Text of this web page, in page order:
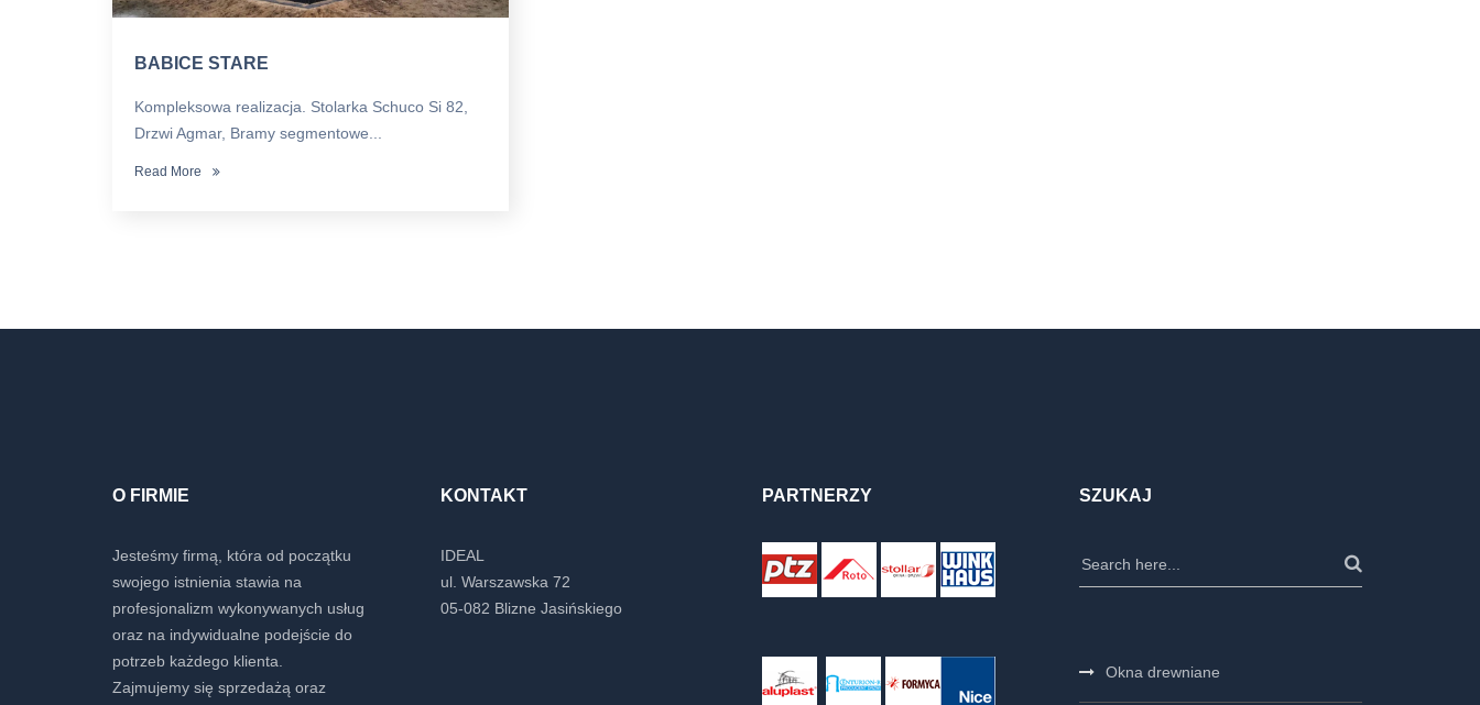
BABICE STARE
Kompleksowa realizacja. Stolarka Schuco Si 82,
Drzwi Agmar, Bramy segmentowe...
Read More
O FIRMIE
Jesteśmy firmą, która od początku
swojego istnienia stawia na
profesjonalizm wykonywanych usług
oraz na indywidualne podejście do
potrzeb każdego klienta.
Zajmujemy się sprzedażą oraz
KONTAKT
IDEAL
ul. Warszawska 72
05-082 Blizne Jasińskiego
PARTNERZY SZUKAJ
Okna drewniane